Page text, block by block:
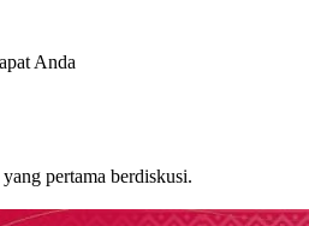
Anda
pertama berdiskusi.